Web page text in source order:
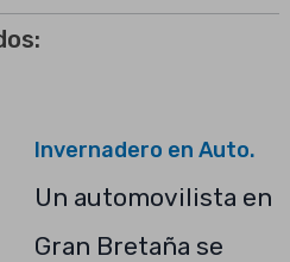
Invernadero en Auto.
Un automovilista en
Gran Bretaña se